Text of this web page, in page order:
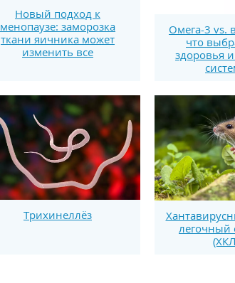
Новый подход к
менопаузе: заморозка
ткани яичника может
изменить все
Омега-3 vs.
что
здоровья
Трихинеллёз
легочный